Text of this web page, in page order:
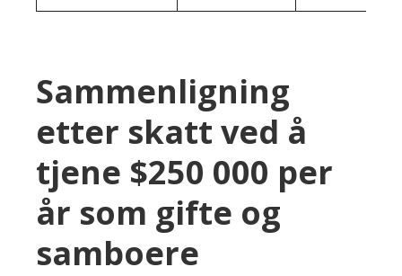
Sammenligning
etter skatt ved å
tjene $250 000 per
år som gifte og
samboere